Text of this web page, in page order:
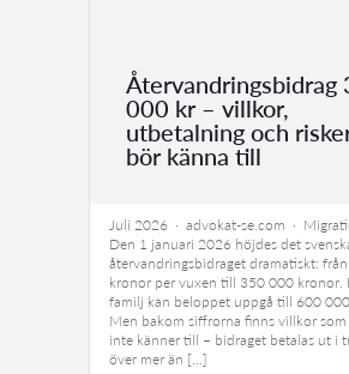
Återvandringsbidrag
000 kr – villkor,
utbetalning och
bör känna till
Juli 2026 · advokat-se.com ·
Den 1 januari 2026 höjdes det
återvandringsbidraget dramatiskt:
kronor per vuxen till 350 000 kronor.
familj kan beloppet uppgå till 600
Men bakom siffrorna finns villkor som
inte känner till – bidraget betalas ut i
över mer än […]